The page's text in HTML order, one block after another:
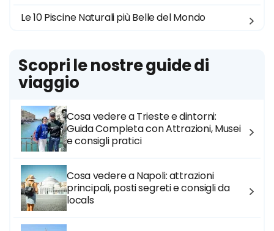
Le 10 Piscine Naturali più Belle del Mondo
Scopri le nostre guide di
viaggio
Cosa vedere a Trieste e dintorni:
Guida Completa con Attrazioni, Musei
e consigli pratici
Cosa vedere a Napoli: attrazioni
principali, posti segreti e consigli da
locals